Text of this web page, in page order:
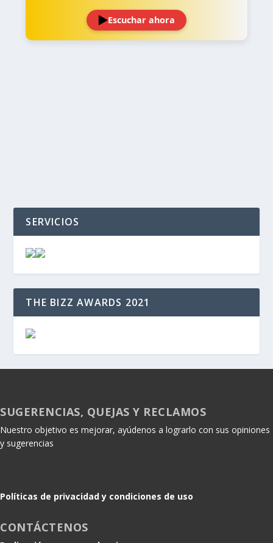
Escuchar ahora
SERVICIOS
THE BIZZ AWARDS 2021
SUGERENCIAS, QUEJAS Y RECLAMOS
Nuestro objetivo es mejorar, ayúdenos a lograrlo con sus opiniones
y sugerencias
Políticas de privacidad y condiciones de uso
CONTÁCTENOS